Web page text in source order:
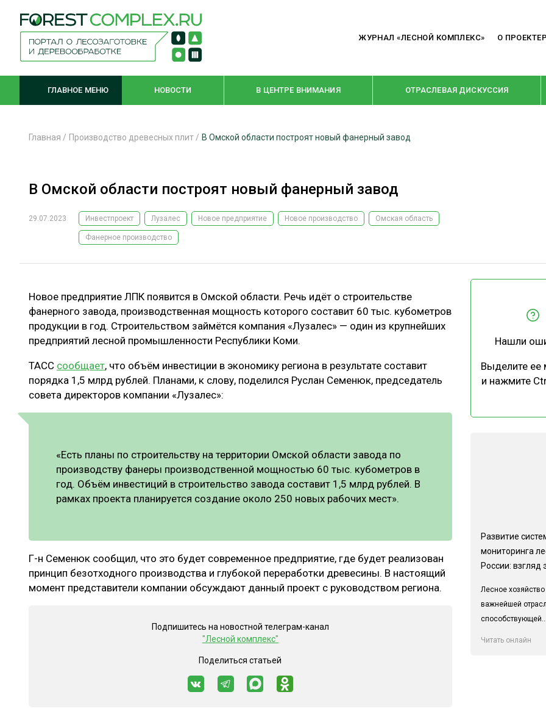
ЖУРНАЛ «ЛЕСНОЙ КОМПЛЕКС» О ПРОЕКТЕ
ГЛАВНОЕ МЕНЮ НОВОСТИ В ЦЕНТРЕ ВНИМАНИЯ ОТРАСЛЕВАЯ ДИСКУССИЯ
ЛЕСОЗАГОТОВКА
ОБРАБОТКА ДРЕВЕСИНЫ
ЦИФРОВАЯ СРЕДА
ЛОГИСТИКА
ПРОИЗВОДСТВО ДРЕВЕСНЫХ ПЛИТ
ЦБП
ЛЕСОПИЛЕНИЕ
ДЕРЕВЯННОЕ ДОМОСТРОЕНИЕ
МЕБЕЛЬНОЕ ПРОИЗВОДСТВО
ВЗГЛЯД ИЗНУТРИ
ТЕХНОЛОГИИ
ОТРАСЛЕВАЯ ДИСКУССИЯ
ЭКСПЕРТНОЕ МНЕНИЕ
КАЛЕНДАРЬ ВЫСТАВОК
Главная / Производство древесных плит / В Омской области построят новый фанерный завод
В Омской области построят новый фанерный завод
29.07.2023 Инвестпроект Лузалес Новое предприятие Новое производство Омская область
Фанерное производство
Новое предприятие ЛПК появится в Омской области. Речь идёт о строительстве
фанерного завода, производственная мощность которого составит 60 тыс. кубометров
продукции в год. Строительством займётся компания «Лузалес» — один из крупнейших
предприятий лесной промышленности Республики Коми.
ТАСС сообщает, что объём инвестиции в экономику региона в результате составит
порядка 1,5 млрд рублей. Планами, к слову, поделился Руслан Семенюк, председатель
совета директоров компании «Лузалес»:
«Есть планы по строительству на территории Омской области завода по
производству фанеры производственной мощностью 60 тыс. кубометров в
год. Объём инвестиций в строительство завода составит 1,5 млрд рублей. В
рамках проекта планируется создание около 250 новых рабочих мест».
Г-н Семенюк сообщил, что это будет современное предприятие, где будет реализован
принцип безотходного производства и глубокой переработки древесины. В настоящий
момент представители компании обсуждают данный проект с руководством региона.
Подпишитесь на новостной телеграм-канал
"Лесной комплекс"
Поделиться статьей
Нашли
Выделите
и нажмите
Развитие
мониторинга
России: взгляд
Лесное
важнейшей
способствующей...
Читать онлайн